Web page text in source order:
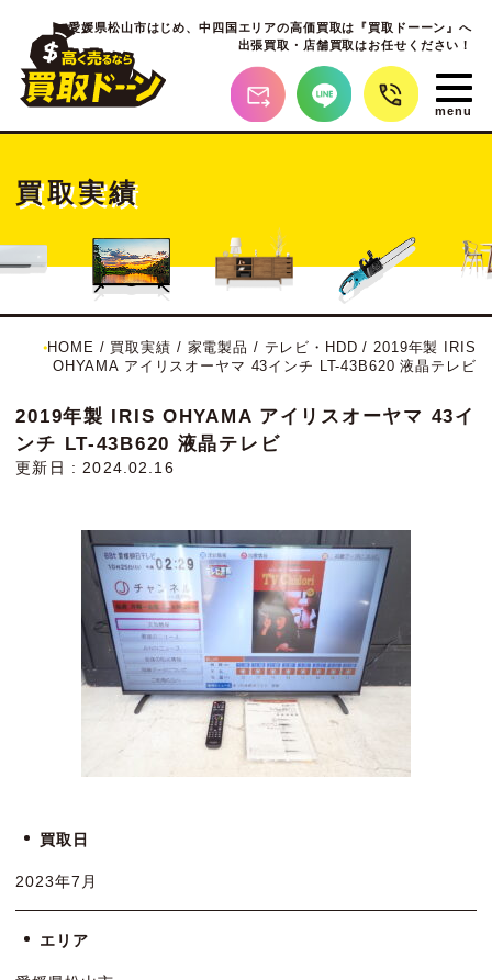
愛媛県松山市はじめ、中四国エリアの高価買取は『買取ドーーン』へ
出張買取・店舗買取はお任せください！
買取実績
HOME / 買取実績 / 家電製品 / テレビ・HDD /2019年製 IRIS
OHYAMA アイリスオーヤマ 43インチ LT-43B620 液晶テレビ
2019年製 IRIS OHYAMA アイリスオーヤマ 43イ
ンチ LT-43B620 液晶テレビ
更新日 : 2024.02.16
買取日
2023年7月
エリア